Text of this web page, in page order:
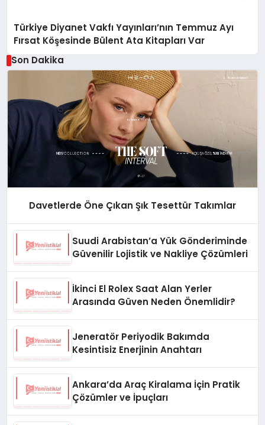
Türkiye Diyanet Vakfı Yayınları’nın Temmuz Ayı
Fırsat Köşesinde Bülent Ata Kitapları Var
Son Dakika
Davetlerde Öne Çıkan Şık Tesettür Takımlar
Suudi Arabistan’a Yük Gönderiminde
Güvenilir Lojistik ve Nakliye Çözümleri
İkinci El Rolex Saat Alan Yerler
Arasında Güven Neden Önemlidir?
Jeneratör Periyodik Bakımda
Kesintisiz Enerjinin Anahtarı
Ankara’da Araç Kiralama İçin Pratik
Çözümler ve İpuçları